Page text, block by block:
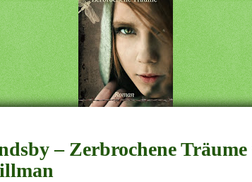
– Zerbrochene Träume